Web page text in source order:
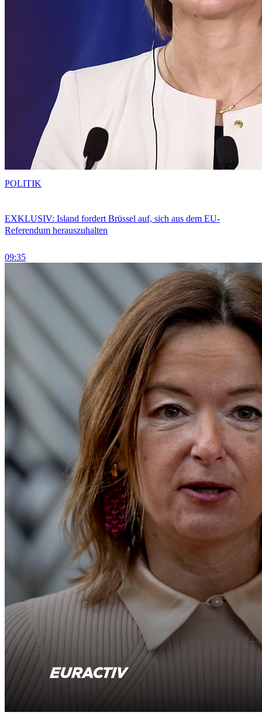
EXKLUSIV: Island fordert Brüssel auf, sich aus dem EU-
Referendum herauszuhalten
09:35
POLITIK